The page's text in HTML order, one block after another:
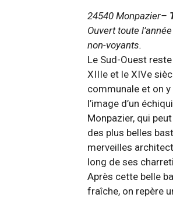
24540 Monpazier–
Ouvert toute
non-voyants.
Le Sud-Ouest
XIIIe et le XIVe
communale et on
l’image d’un
Monpazier, qui
des plus belles
merveilles
long de ses
Après cette belle
fraîche, on repère